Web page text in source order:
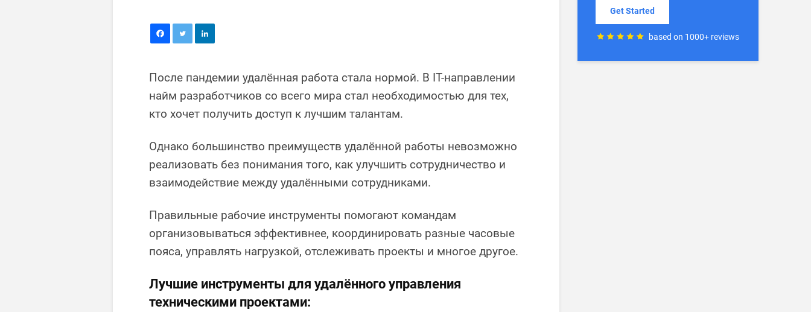
После пандемии удалённая работа стала нормой. В IT-направлении
найм разработчиков со всего мира стал необходимостью для тех,
кто хочет получить доступ к лучшим талантам.
Однако большинство преимуществ удалённой работы невозможно
реализовать без понимания того, как улучшить сотрудничество и
взаимодействие между удалёнными сотрудниками.
Правильные рабочие инструменты помогают командам
организовываться эффективнее, координировать разные часовые
пояса, управлять нагрузкой, отслеживать проекты и многое другое.
Лучшие инструменты для удалённого управления
техническими проектами:
Get Started
based on 1000+ reviews